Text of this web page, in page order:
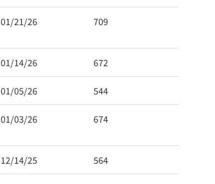
01/21/26 709
01/14/26 672
01/05/26 544
01/03/26 674
12/14/25 564